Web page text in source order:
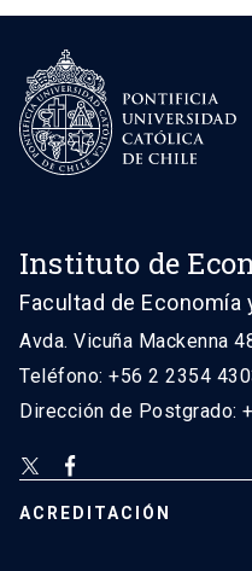
Instituto de
Facultad de Economía
Avda. Vicuña Mackenna
Teléfono: +56 2 2354
Dirección de Postgrado:
ACREDITACIÓN